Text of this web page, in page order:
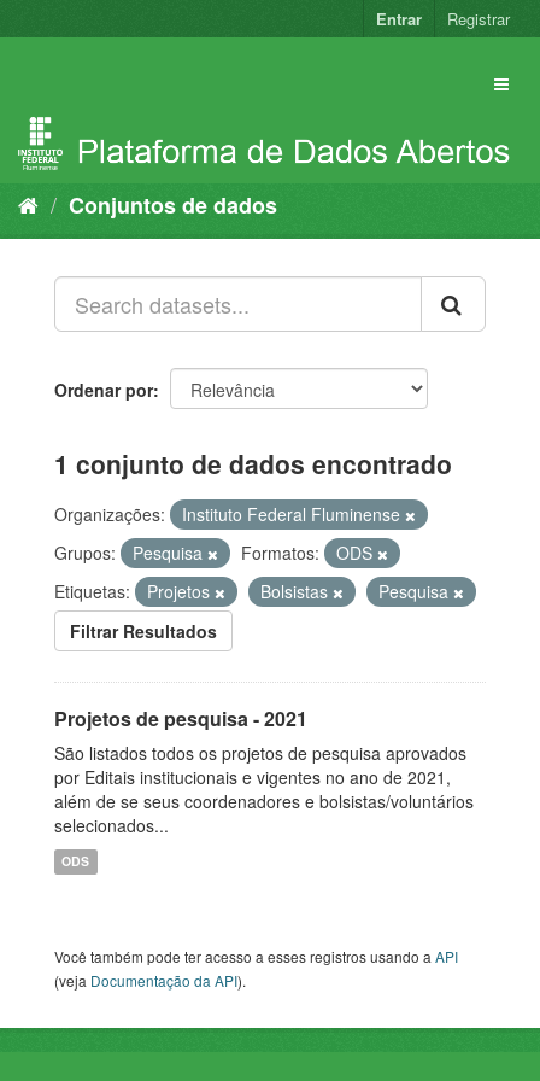
para
Entrar Registrar
Conjuntos de dados
Ordenar por
1 conjunto de dados encontrado
Organizações:
Instituto Federal Fluminense
Grupos:
Pesquisa Formatos:
ODS
Etiquetas:
Projetos Bolsistas
Pesquisa
Filtrar Resultados
Projetos de pesquisa - 2021
São listados todos os projetos de pesquisa aprovados
por Editais institucionais e vigentes no ano de 2021,
além de se seus coordenadores e bolsistas/voluntários
selecionados...
ODS
Você também pode ter acesso a esses registros usando aAPI
(veja Documentação da API).